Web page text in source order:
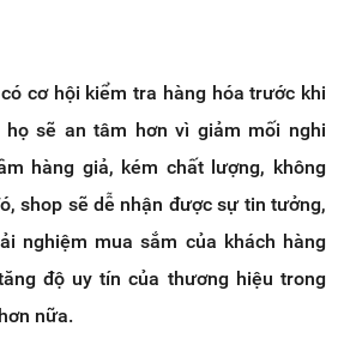
cơ hội kiểm tra hàng hóa trước khi
họ sẽ an tâm hơn vì giảm mối nghi
hàng giả, kém chất lượng, không
shop sẽ dễ nhận được sự tin tưởng,
nghiệm mua sắm của khách hàng
độ uy tín của thương hiệu trong
nữa.